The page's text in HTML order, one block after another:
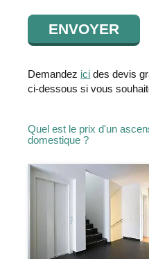
Demandez ici des devis
ci-dessous si vous
Quel est le prix d'un
domestique ?